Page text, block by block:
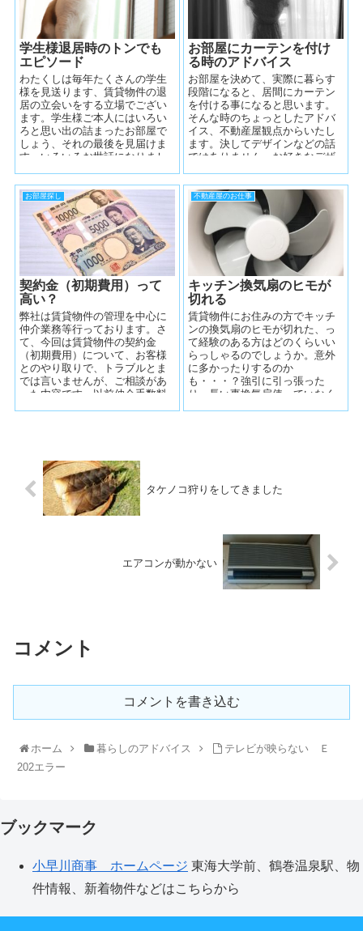
学生様退居時のトンでも
エピソード
わたくしは毎年たくさんの学生
様を見送ります、賃貸物件の退
居の立会いをする立場でござい
ます。学生様ご本人にはいろい
ろと思い出の詰まったお部屋で
しょう、それの最後を見届けま
す。いろいろお世話になりまし
様もいらしゃい...
お部屋にカーテンを付け
る時のアドバイス
お部屋を決めて、実際に暮らす
段階になると、居間にカーテン
を付ける事になると思います。
そんな時のちょっとしたアドバ
イス、不動産屋観点からいたし
ます。決してデザインなどの話
ではありません、お好きなデザ
い。 カー...
お部屋探し
契約金（初期費用）って
高い？
弊社は賃貸物件の管理を中心に
仲介業務等行っております。さ
て、今回は賃貸物件の契約金
（初期費用）について、お客様
とのやり取りで、トラブルとま
では言いませんが、ご相談があ
った内容です。以前仲介手数料
不動産屋のお仕事
キッチン換気扇のヒモが
切れる
賃貸物件にお住みの方でキッチ
ンの換気扇のヒモが切れた、っ
て経験のある方はどのくらいい
らっしゃるのでしょうか。意外
に多かったりするのか
も・・・？強引に引っ張った
り、長い事換気扇使っていなく
タケノコ狩りをしてきました
エアコンが動かない
コメント
コメントを書き込む
ホーム 暮らしのアドバイス
テレビが映らない Ｅ
202エラー
ブックマーク
小早川商事 ホームページ 東海大学前、鶴巻温泉駅、物
件情報、新着物件などはこちらから